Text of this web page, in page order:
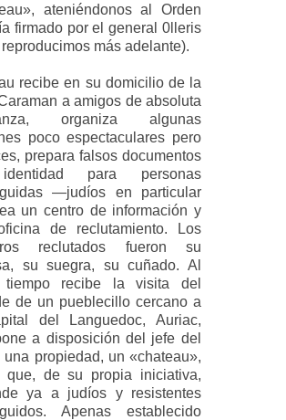
ateniéndonos al Orden
firmado por el general 0lleris
más adelante).
recibe en su domicilio de la
a amigos de absoluta
organiza algunas
poco espectaculares pero
prepara falsos documentos
para personas
—judíos en particular
un centro de información y
de reclutamiento. Los
reclutados fueron su
su suegra, su cuñado. Al
tiempo recibe la visita del
de un pueblecillo cercano a
del Languedoc, Auriac,
a disposición del jefe del
una propiedad, un «chateau»,
de su propia iniciativa,
ya a judíos y resistentes
Apenas establecido